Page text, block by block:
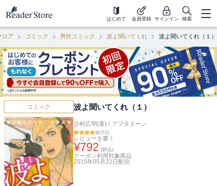
はじめて 会員登録 サインイン 検索
ロア コミック 男性コミック 波よ聞いてくれ 波よ聞いてくれ（１）
コミック 波よ聞いてくれ（１）
沙村広明(著) / アフタヌーン
(72)
レビューを書く
¥792 (税込)
クーポン利用対象商品
2015年05月22日 配信